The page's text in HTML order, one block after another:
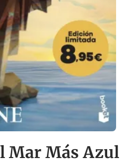
Mar Más Azul